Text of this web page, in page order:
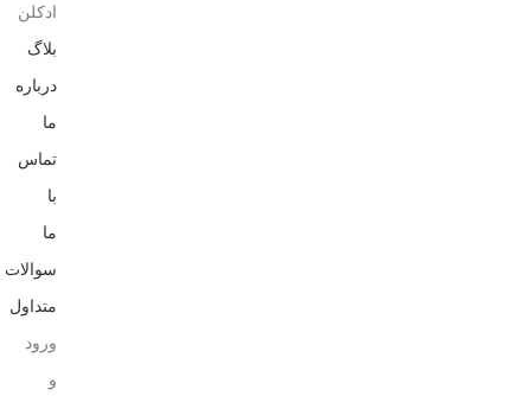
ادکلن
بلاگ
درباره
ما
تماس
با
ما
سوالات
متداول
ورود
و